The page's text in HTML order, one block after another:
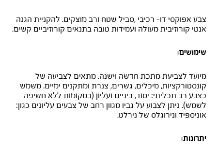
צבע אפוקסי דו- רכיבי ,סביל שטח ורב מוצקים. להקניית הגנה
אנטי קורוזיבית מעולה ועמידות טובה בתנאים קורוזיביים קשים.
שימושים:
מיועד לצביעת מתכת חדשה וישנה. מתאים לצביעה של
קונסטורקציות, מיכלים, גשרים, צנרת ומתקנים ימיים. משמש
כצבע רב תכליתי: יסוד, ביניים ועליון (במקומות ללא חשיפה
לשמש). ניתן לצבוע על גביו מגוון רחב של צבעים עליונים כגון:
אוניספיד ונירוגלס של נירלט.
יתרונות: